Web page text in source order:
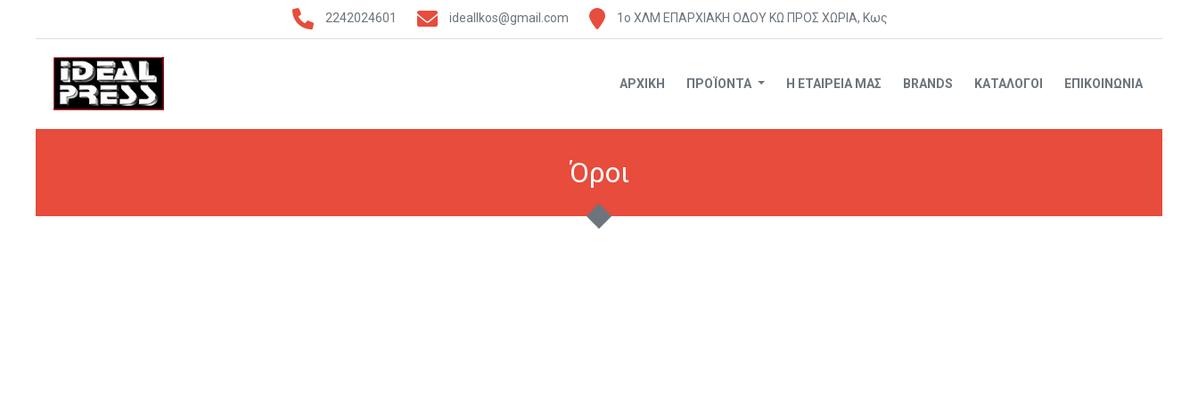
2242024601 ideallkos@gmail.com 1ο ΧΛΜ ΕΠΑΡΧΙΑΚΗ ΟΔΟΥ ΚΩ ΠΡΟΣ ΧΩΡΙΑ, Κως
ΑΡΧΙΚΗ ΠΡΟΪΟΝΤΑ Η ΕΤΑΙΡΕΙΑ ΜΑΣ BRANDS ΚΑΤΑΛΟΓΟΙ ΕΠΙΚΟΙΝΩΝΙΑ
Όροι